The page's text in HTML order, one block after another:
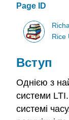
Page ID
Rice
Вступ
Однією з
системи LTI.
системі